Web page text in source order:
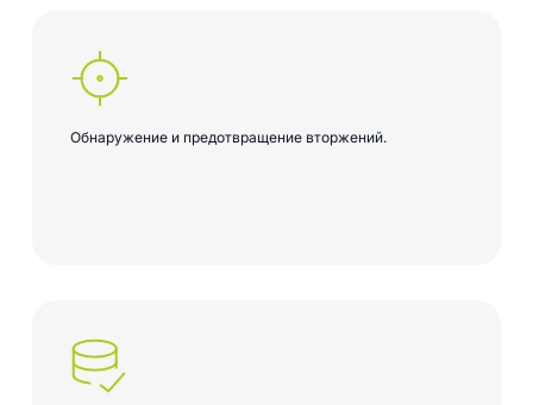
Обнаружение и предотвращение вторжений.